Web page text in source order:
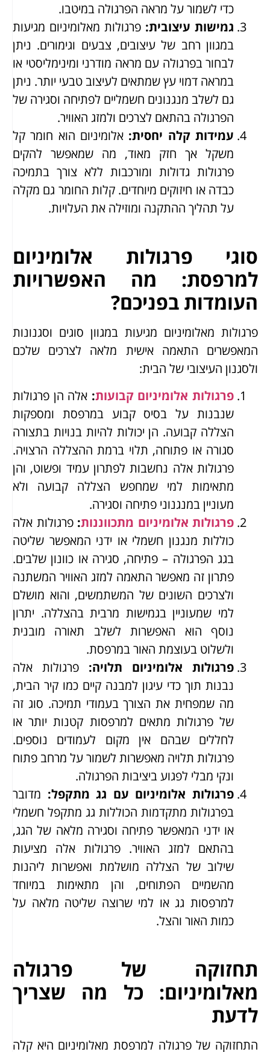
כדי לשמור על מראה הפרגולה במיטבו.
גמישות עיצובית: פרגולות מאלומיניום מגיעות
במגוון רחב של עיצובים, צבעים וגימורים. ניתן
לבחור בפרגולה עם מראה מודרני ומינימליסטי או
במראה דמוי עץ שמתאים לעיצוב טבעי יותר. ניתן
גם לשלב מנגנונים חשמליים לפתיחה וסגירה של
הפרגולה בהתאם לצרכים ולמזג האוויר.
עמידות קלה יחסית: אלומיניום הוא חומר קל
משקל אך חזק מאוד, מה שמאפשר להקים
פרגולות גדולות ומורכבות ללא צורך בתמיכה
כבדה או חיזוקים מיוחדים. קלות החומר גם מקלה
על תהליך ההתקנה ומוזילה את העלויות.
סוגי פרגולות אלומיניום
למרפסת: מה האפשרויות
העומדות בפניכם?
פרגולות מאלומיניום מגיעות במגוון סוגים וסגנונות
המאפשרים התאמה אישית מלאה לצרכים שלכם
ולסגנון העיצובי של הבית:
פרגולות אלומיניום קבועות: אלה הן פרגולות
שנבנות על בסיס קבוע במרפסת ומספקות
הצללה קבועה. הן יכולות להיות בנויות בתצורה
סגורה או פתוחה, תלוי ברמת ההצללה הרצויה.
פרגולות אלה נחשבות לפתרון עמיד ופשוט, והן
מתאימות למי שמחפש הצללה קבועה ולא
מעוניין במנגנוני פתיחה וסגירה.
פרגולות אלומיניום מתכווננות: פרגולות אלה
כוללות מנגנון חשמלי או ידני המאפשר שליטה
בגג הפרגולה – פתיחה, סגירה או כוונון שלבים.
פתרון זה מאפשר התאמה למזג האוויר המשתנה
ולצרכים השונים של המשתמשים, והוא מושלם
למי שמעוניין בגמישות מרבית בהצללה. יתרון
נוסף הוא האפשרות לשלב תאורה מובנית
ולשלוט בעוצמת האור במרפסת.
פרגולות אלומיניום תלויה: פרגולות אלה
נבנות תוך כדי עיגון למבנה קיים כמו קיר הבית,
מה שמפחית את הצורך בעמודי תמיכה. סוג זה
של פרגולות מתאים למרפסות קטנות יותר או
לחללים שבהם אין מקום לעמודים נוספים.
פרגולות תלויה מאפשרות לשמור על מרחב פתוח
ונקי מבלי לפגוע ביציבות הפרגולה.
פרגולות אלומיניום עם גג מתקפל: מדובר
בפרגולות מתקדמות הכוללות גג מתקפל חשמלי
או ידני המאפשר פתיחה וסגירה מלאה של הגג,
בהתאם למזג האוויר. פרגולות אלה מציעות
שילוב של הצללה מושלמת ואפשרות ליהנות
מהשמיים הפתוחים, והן מתאימות במיוחד
למרפסות גג או למי שרוצה שליטה מלאה על
כמות האור והצל.
תחזוקה של פרגולה
מאלומיניום: כל מה שצריך
לדעת
התחזוקה של פרגולה למרפסת מאלומיניום היא קלה